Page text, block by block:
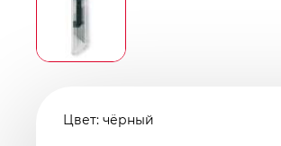
Цвет: чёрный